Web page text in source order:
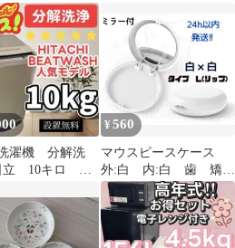
ひたち マグカ
天然由来 ヴィーガン対
濯機 分解洗
10キロ ビ
無料
¥560
マウスピースケース
外:白 内:白 歯 矯
正 インビザライン
リテーナーケース